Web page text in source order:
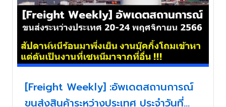
[Freight Weekly] :อัพเดตสถานการณ์
ขนส่งสินค้าระหว่างประเทศ ประจำวันที่